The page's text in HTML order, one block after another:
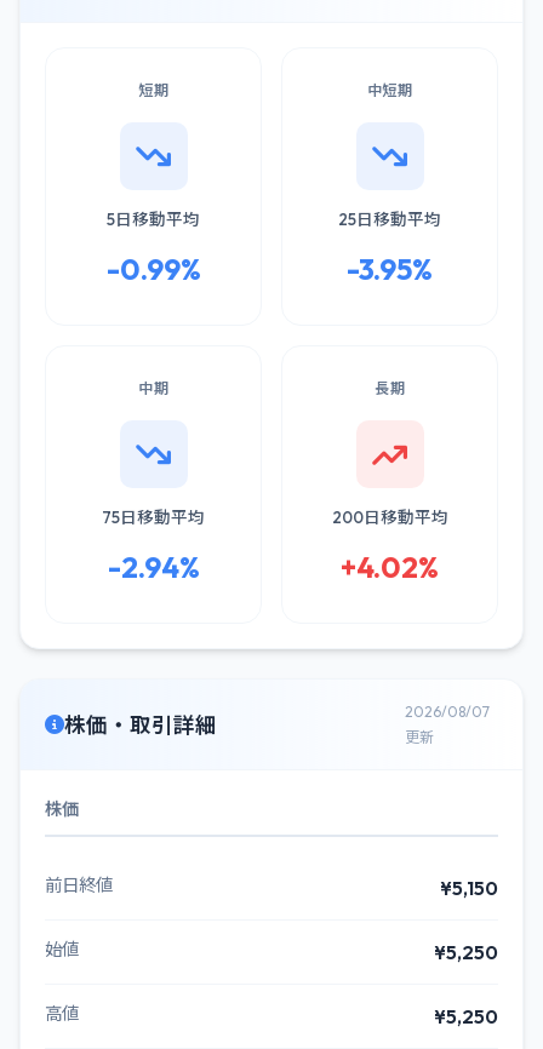
短期
5日移動平均
-0.99%
中短期
25日移動平均
-3.95%
中期
75日移動平均
-2.94%
長期
200日移動平均
+4.02%
株価・取引詳細
2026/08/07
更新
株価
前日終値 ¥5,150
始値 ¥5,250
高値 ¥5,250